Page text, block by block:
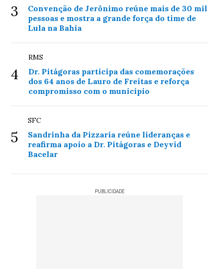
3
Convenção de Jerônimo reúne mais de 30 mil
pessoas e mostra a grande força do time de
Lula na Bahia
4
RMS
Dr. Pitágoras participa das comemorações
dos 64 anos de Lauro de Freitas e reforça
compromisso com o município
5
SFC
Sandrinha da Pizzaria reúne lideranças e
reafirma apoio a Dr. Pitágoras e Deyvid
Bacelar
PUBLICIDADE